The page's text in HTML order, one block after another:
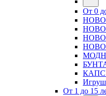
От 0
От 1 до 15